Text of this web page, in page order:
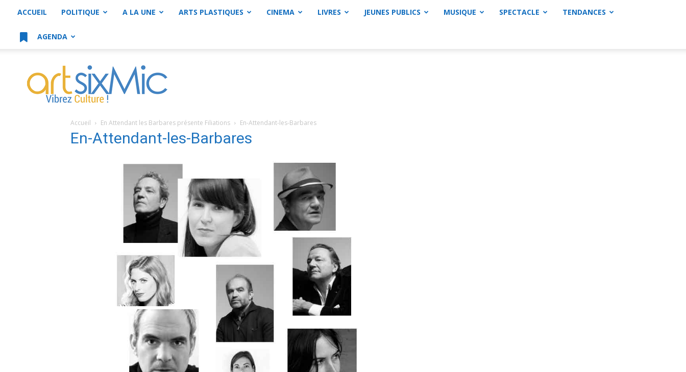
ACCUEIL POLITIQUE A LA UNE ARTS PLASTIQUES CINEMA LIVRES JEUNES PUBLICS MUSIQUE SPECTACLE TENDANCES
AGENDA
artsixMic
Accueil En Attendant les Barbares présente Filiations En-Attendant-les-Barbares
En-Attendant-les-Barbares